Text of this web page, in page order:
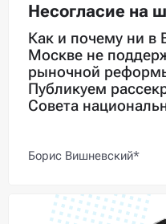
Несогласие на
Как и почему ни в
Москве не
рыночной
Публикуем
Совета
Борис Вишневский*